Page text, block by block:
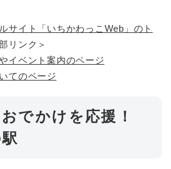
サイト「いちかわっこWeb」のト
リンク＞
イベント案内のページ
てのページ
でかけを応援！